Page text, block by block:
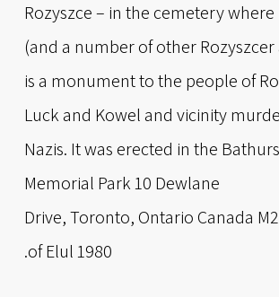
Rozyszce – in the cemetery
(and a number of other
is a monument to the people of
Luck and Kowel and vicinity
Nazis. It was erected in the
Memorial Park 10 Dewlane
Drive, Toronto, Ontario Canada
of Elul 1980.